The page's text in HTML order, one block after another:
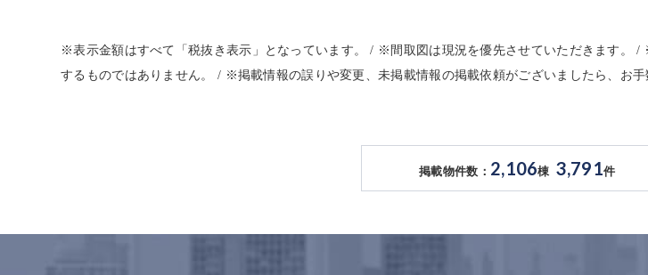
※表示金額はすべて「税抜き表示」となっています。 / ※間取図は現況を優先させていただきます。
するものではありません。 / ※掲載情報の誤りや変更、未掲載情報の掲載依頼がございましたら、お手
掲載物件数： 2,106棟 3,791 件